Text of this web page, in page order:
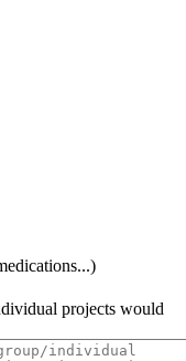
projects would